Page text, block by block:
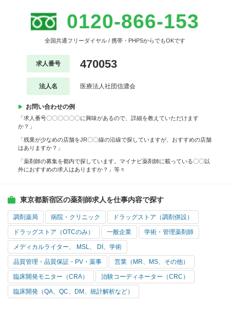
0120-866-153
全国共通フリーダイヤル / 携帯・PHPSからでもOKです
求人番号 470053
法人名 医療法人社団信濃会
お問い合わせの例
「求人番号〇〇〇〇〇〇に興味があるので、詳細を教えていただけます
か？」
「残業が少なめの店舗をJR〇〇線の沿線で探していますが、おすすめの店舗
はありますか？」
「薬剤師の募集を都内で探しています。マイナビ薬剤師に載っている〇〇以
外におすすめの求人はありますか？」等々
東京都新宿区の薬剤師求人を仕事内容で探す
調剤薬局 病院・クリニック ドラッグストア（調剤併設）
ドラッグストア（OTCのみ） 一般企業 学術・管理薬剤師
メディカルライター、 MSL、 DI、学術
品質管理・品質保証・PV・薬事 営業（MR、MS、その他）
臨床開発モニター（CRA） 治験コーディネーター（CRC）
臨床開発（QA、QC、DM、統計解析など）